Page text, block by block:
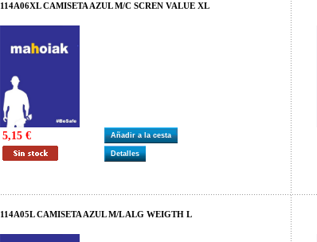
114A06XL CAMISETA AZUL M/C SCREN VALUE XL
5,15 € Añadir a la cesta
Detalles
114A05L CAMISETA AZUL M/L ALG WEIGTH L